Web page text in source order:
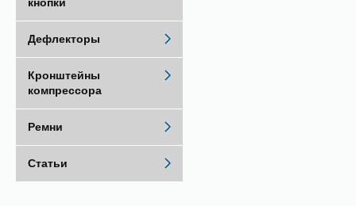
Дефлекторы
Кронштейны
компрессора
Ремни
Статьи